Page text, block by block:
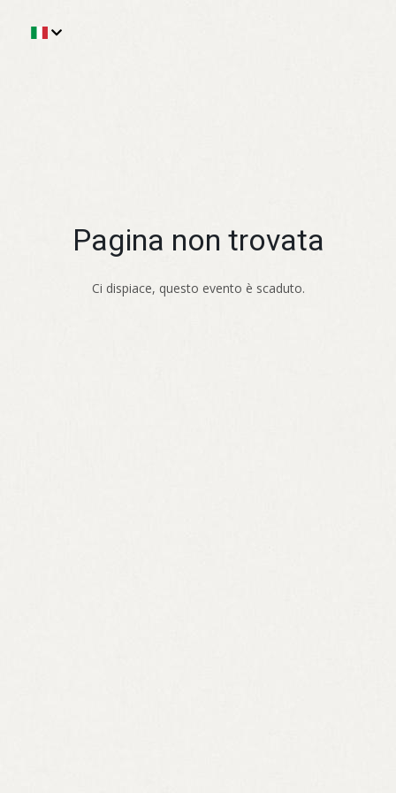
Pagina non trovata
Ci dispiace, questo evento è scaduto.